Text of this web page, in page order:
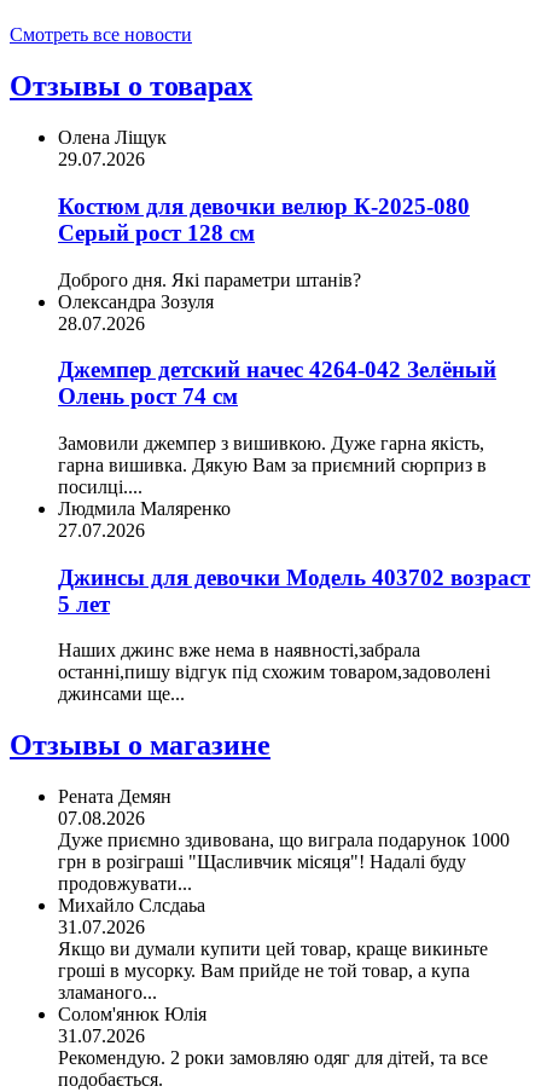
Смотреть все новости
Отзывы о товарах
Олена Ліщук
29.07.2026
Костюм для девочки велюр К-2025-080
Серый рост 128 см
Доброго дня. Які параметри штанів?
Олександра Зозуля
28.07.2026
Джемпер детский начес 4264-042 Зелёный
Олень рост 74 см
Замовили джемпер з вишивкою. Дуже гарна якість,
гарна вишивка. Дякую Вам за приємний сюрприз в
посилці....
Людмила Маляренко
27.07.2026
Джинсы для девочки Модель 403702 возраст
5 лет
Наших джинс вже нема в наявності,забрала
останні,пишу відгук під схожим товаром,задоволені
джинсами ще...
Отзывы о магазине
Рената Демян
07.08.2026
Дуже приємно здивована, що виграла подарунок 1000
грн в розіграші "Щасливчик місяця"! Надалі буду
продовжувати...
Михайло Слсдаьа
31.07.2026
Якщо ви думали купити цей товар, краще викиньте
гроші в мусорку. Вам прийде не той товар, а купа
зламаного...
Солом'янюк Юлія
31.07.2026
Рекомендую. 2 роки замовляю одяг для дітей, та все
подобається.